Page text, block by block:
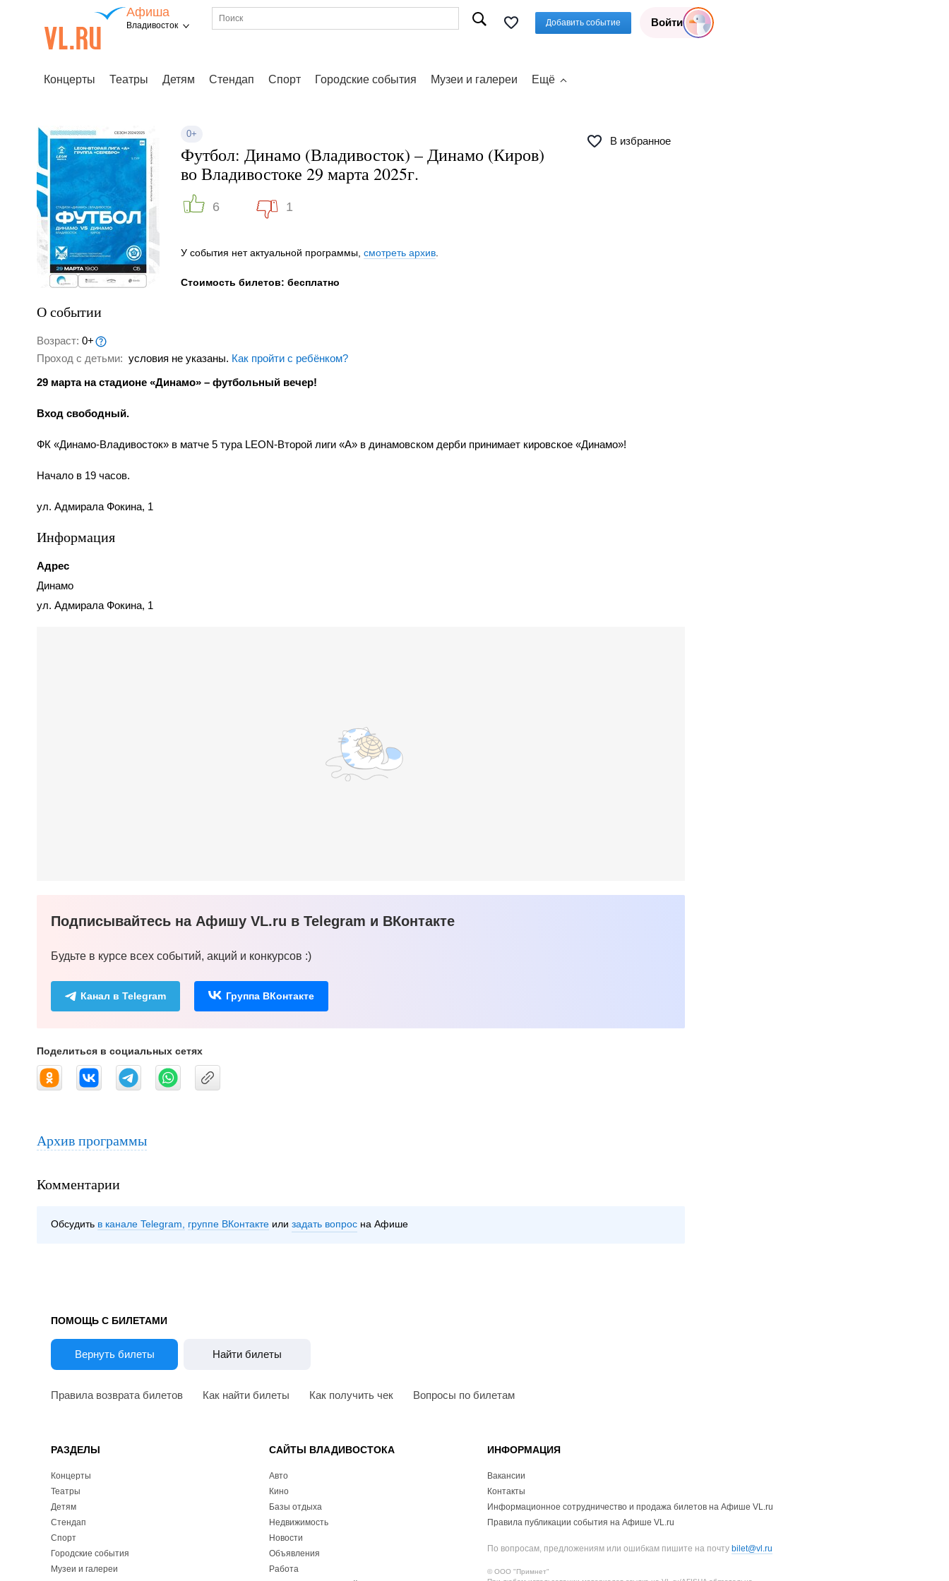
Афиша
Владивосток Добавить событие Войти
Концерты Театры Детям Стендап Спорт Городские события Музеи и галереи Ещё
0+
В избранное
Футбол: Динамо (Владивосток) – Динамо (Киров)
во Владивостоке 29 марта 2025г.
6 1
У события нет актуальной программы, смотреть архив
Стоимость билетов: бесплатно
О событии
Возраст: 0+
Проход с детьми: условия не указаны. Как пройти с ребёнком?
29 марта на стадионе «Динамо» – футбольный вечер!
Вход свободный.
ФК «Динамо-Владивосток» в матче 5 тура LEON-Второй лиги «А» в динамовском дерби принимает кировское «Динамо»!
Начало в 19 часов.
ул. Адмирала Фокина, 1
Информация
Адрес
Динамо
ул. Адмирала Фокина, 1
Подписывайтесь на Афишу VL.ru в Telegram и ВКонтакте
Будьте в курсе всех событий, акций и конкурсов :)
Канал в Telegram Группа ВКонтакте
Поделиться в социальных сетях
Архив программы
Комментарии
Обсудить в канале Telegram группе ВКонтакте задать вопрос на Афише
ПОМОЩЬ С БИЛЕТАМИ
Вернуть билеты Найти билеты
Правила возврата билетов Как найти билеты Как получить чек Вопросы по билетам
РАЗДЕЛЫ
Концерты
Театры
Детям
Стендап
Спорт
Городские события
Музеи и галереи
САЙТЫ ВЛАДИВОСТОКА
Авто
Кино
Базы отдыха
Недвижимость
Новости
Объявления
Работа
ИНФОРМАЦИЯ
Вакансии
Контакты
Информационное сотрудничество и продажа билетов на Афише VL.ru
Правила публикации события на Афише VL.ru
По вопросам, предложениям или ошибкам пишите на почту bilet@vl.ru
© ООО "Примнет"